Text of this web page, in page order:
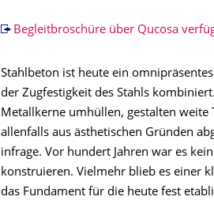
Begleitbroschüre über Qucosa
Stahlbeton ist heute ein
der Zugfestigkeit des Stahls
Metallkerne umhüllen, gestalten weite
allenfalls aus ästhetischen Gründen
infrage. Vor hundert Jahren war es
konstruieren. Vielmehr blieb es einer
das Fundament für die heute fest